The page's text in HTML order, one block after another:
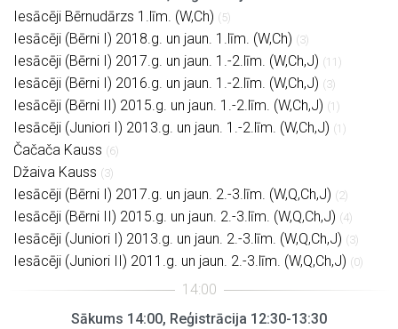
Iesācēji Bērnudārzs 1.līm. (W,Ch) (5)
Iesācēji (Bērni I) 2018.g. un jaun. 1.līm. (W,Ch) (3)
Iesācēji (Bērni I) 2017.g. un jaun. 1.-2.līm. (W,Ch,J) (11)
Iesācēji (Bērni I) 2016.g. un jaun. 1.-2.līm. (W,Ch,J) (3)
Iesācēji (Bērni II) 2015.g. un jaun. 1.-2.līm. (W,Ch,J) (1)
Iesācēji (Juniori I) 2013.g. un jaun. 1.-2.līm. (W,Ch,J) (1)
Čačača Kauss (6)
Džaiva Kauss (3)
Iesācēji (Bērni I) 2017.g. un jaun. 2.-3.līm. (W,Q,Ch,J) (2)
Iesācēji (Bērni II) 2015.g. un jaun. 2.-3.līm. (W,Q,Ch,J) (4)
Iesācēji (Juniori I) 2013.g. un jaun. 2.-3.līm. (W,Q,Ch,J) (3)
Iesācēji (Juniori II) 2011.g. un jaun. 2.-3.līm. (W,Q,Ch,J) (0)
Sākums 14:00, Reģistrācija 12:30-13:30